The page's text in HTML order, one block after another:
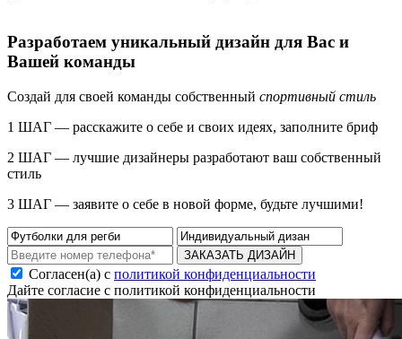
Разработаем уникальный дизайн для Вас и
Вашей команды
Создай для своей команды собственный спортивный стиль
1 ШАГ — расскажите о себе и своих идеях, заполните бриф
2 ШАГ — лучшие дизайнеры разработают ваш собственный
стиль
3 ШАГ — заявите о себе в новой форме, будьте лучшими!
ЗАКАЗАТЬ ДИЗАЙН
Согласен(а) с политикой конфиденциальности
Дайте согласие с политикой конфиденциальности